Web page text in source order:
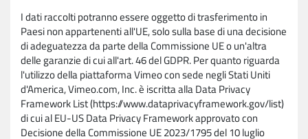
I dati raccolti potranno essere oggetto di trasferimento in
Paesi non appartenenti all'UE, solo sulla base di una decisione
di adeguatezza da parte della Commissione UE o un'altra
delle garanzie di cui all'art. 46 del GDPR. Per quanto riguarda
l'utilizzo della piattaforma Vimeo con sede negli Stati Uniti
d'America, Vimeo.com, Inc. è iscritta alla Data Privacy
Framework List (https://www.dataprivacyframework.gov/list)
di cui al EU-US Data Privacy Framework approvato con
Decisione della Commissione UE 2023/1795 del 10 luglio